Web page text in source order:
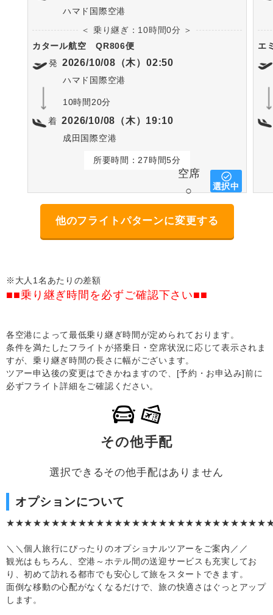
ハマド国際空港
＜ 乗り継ぎ：10時間0分 ＞
カタール航空
QR806便
発 2026/10/08（木）02:50
ハマド国際空港
10時間20分
着 2026/10/08（木）19:10
成田国際空港
所要時間：27時間5分
空席
○
選択中
他のフライトパターンに変更する
エ
※大人1名あたりの差額
■■乗り継ぎ時間を必ずご確認下さい■■
各空港によって最低乗り継ぎ時間が定められております。
条件を満たしたフライトが搭乗日・空席状況に応じて表示されま
すが、乗り継ぎ時間の長さに幅がございます。
ツアー申込後の変更はできかねますので、[予約・お申込み]前に
必ずフライト詳細をご確認ください。
その他手配
選択できるその他手配はありません
オプションについて
＼＼個人旅行にぴったりのオプショナルツアーをご案内／／
観光はもちろん、空港～ホテル間の送迎サービスも充実してお
り、初めて訪れる都市でも安心して旅をスタートできます。
面倒な移動の心配がなくなるだけで、旅の快適さはぐっとアップ
します。